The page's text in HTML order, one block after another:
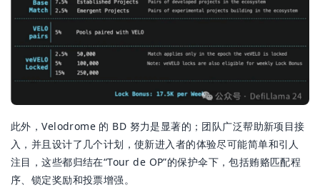
此外，Velodrome 的 BD 努力是显著的；团队广泛帮助新项目接
入，并且设计了几个计划，使新进入者的体验尽可能简单和引人
注目，这些都归结在“Tour de OP”的保护伞下，包括贿赂匹配程
序、锁定奖励和投票增强。